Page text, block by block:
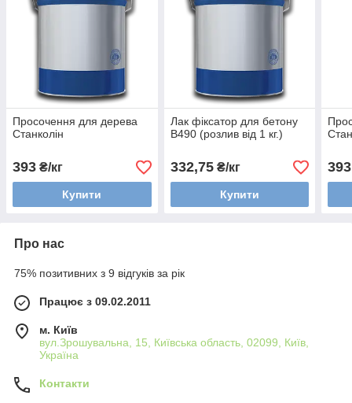
Просочення для дерева
Станколін
393 ₴/кг
Купити
Лак фіксатор для бетону
В490 (розлив від 1 кг.)
332,75₴/кг
Купити
393
Про нас
75% позитивних з 9 відгуків за рік
Працює з 09.02.2011
м. Київ
вул.Зрошувальна, 15, Київська область, 02099, Київ,
Україна
Контакти